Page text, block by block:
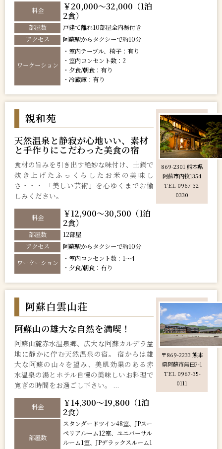
料金
￥20,000～32,000（1泊
2食）
部屋数
戸建て離れ10部屋全内湯付き
アクセス
阿蘇駅からタクシーで約10分
ワーケーション
・室内テーブル、椅子：有り
・室内コンセント数：2
・夕食/朝食：有り
・冷蔵庫：有り
親和苑
天然温泉と静寂が心地いい、素材
と手作りにこだわった美食の宿
食材の旨みを引き出す絶妙な味付け、土鍋で
炊き上げたふっくらしたお米の美味し
さ・・・ 「美しい芸術」を心ゆくまでお愉
しみください。
料金
￥12,900～30,500（1泊
2食）
部屋数
12部屋
アクセス
阿蘇駅からタクシーで約10分
ワーケーション
・室内コンセント数：1～4
・夕食/朝食：有り
869-2301 熊本県
阿蘇市内牧1354
TEL 0967-32-
0330
阿蘇白雲山荘
阿蘇山の雄大な自然を満喫！
阿蘇山麓赤水温泉郷、広大な阿蘇カルデラ盆
地に静かに佇む天然温泉の宿。 宿からは雄
大な阿蘇の山々を望み、美肌効果のある赤
水温泉の湯とホテル自慢の美味しいお料理で
寛ぎの時間をお過ごし下さい。 ...
料金
￥14,300～19,800（1泊
2食）
部屋数
スタンダードツイン48室、JPスー
ペリアルーム12室、ユニバーサル
ルーム1室、JPデラックスルーム1
〒869-2233 熊本
県阿蘇市無田7-1
TEL 0967-35-
0111